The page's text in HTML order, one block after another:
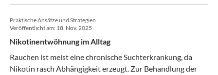
prüfen.
Praktische Ansätze und Strategien
Veröffentlicht am: 18. Nov. 2025
Nikotinentwöhnung im Alltag
Rauchen ist meist eine chronische Suchterkrankung, da
Nikotin rasch Abhängigkeit erzeugt. Zur Behandlung der